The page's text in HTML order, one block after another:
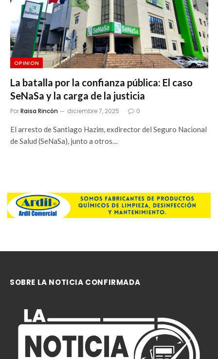
OPINION
La batalla por la confianza pública: El caso
SeNaSa y la carga de la justicia
PorRaisa Rincón diciembre 7, 2025 0
El arresto de Santiago Hazim, exdirector del Seguro Nacional
de Salud (SeNaSa), junto a otros…
SOBRE LA NOTICIA CONFIRMADA